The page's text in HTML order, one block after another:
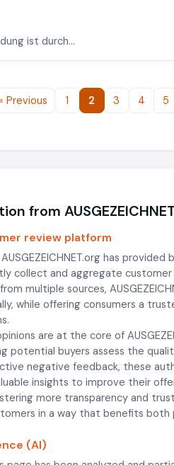
ist durch...
Previous 1 2 3 4 5
from
review platform
has
collect and aggregate customer
multiple sources,
while offering consumers a
are at the core of
potential buyers assess the
negative feedback, these
insights to improve their
more transparency and trust
in a way that benefits
(AI)